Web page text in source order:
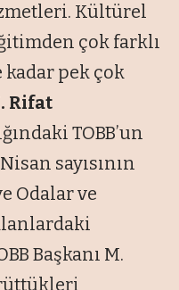
Kültürel
çok farklı
pek çok
Rifat
TOBB’un
sayısının
Odalar ve
Başkanı M.